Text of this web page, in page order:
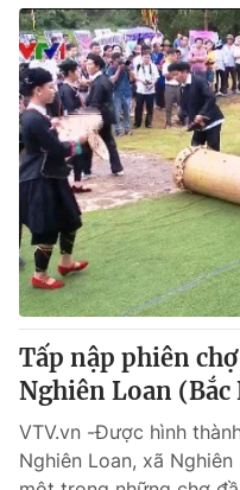
Tấp nập phiên
Nghiên Loan (Bắc
VTV.vn -Được hình
Nghiên Loan, xã